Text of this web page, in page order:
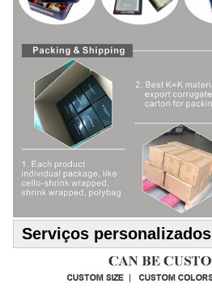
Serviços personalizados